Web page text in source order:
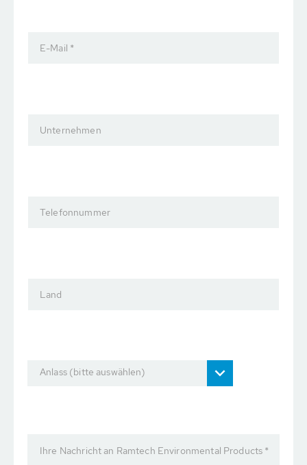
E-Mail *
Unternehmen
Telefonnummer
Land
Anlass (bitte auswählen)
Ihre Nachricht an Ramtech Environmental Products *